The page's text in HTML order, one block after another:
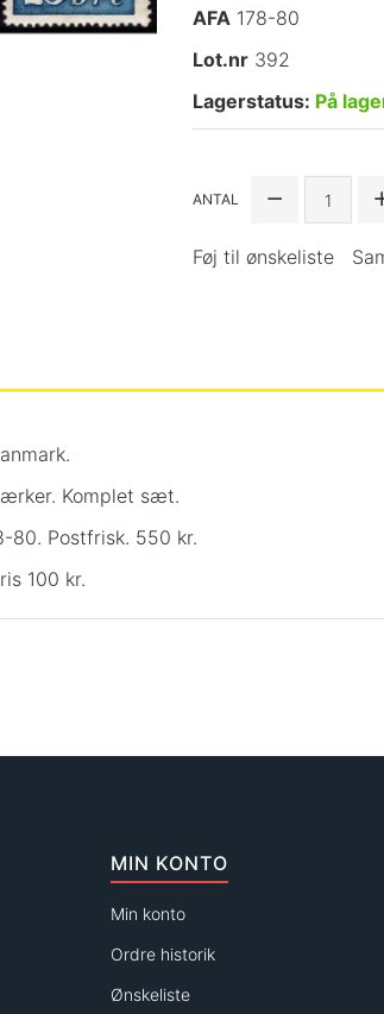
AFA 178-80
Lot.nr 392
Lagerstatus: På
ANTAL
Føj til ønskeliste
Komplet sæt.
80. Postfrisk. 550 kr.
100 kr.
MIN KONTO
Min konto
Ordre historik
Ønskeliste